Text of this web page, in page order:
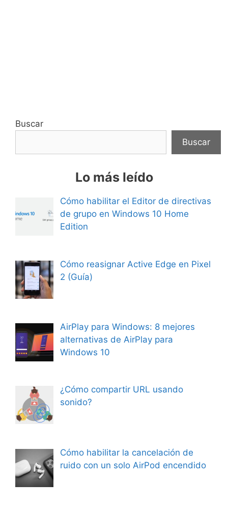
Buscar
Buscar
Lo más leído
Cómo habilitar el Editor de directivas
de grupo en Windows 10 Home
Edition
Cómo reasignar Active Edge en Pixel
2 (Guía)
AirPlay para Windows: 8 mejores
alternativas de AirPlay para
Windows 10
¿Cómo compartir URL usando
sonido?
Cómo habilitar la cancelación de
ruido con un solo AirPod encendido